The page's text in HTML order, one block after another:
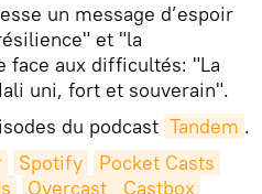
un message d’espoir
et "la
face aux difficultés: "La
uni, fort et souverain".
du podcast Tandem .
Spotify
Pocket Casts
Overcast Castbox